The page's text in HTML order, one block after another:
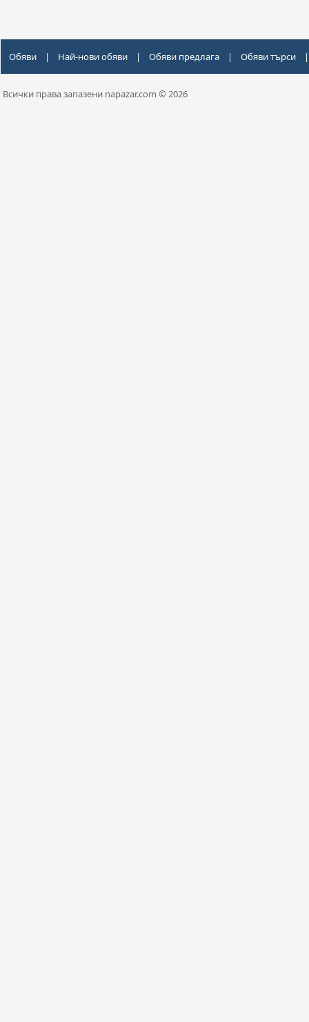
Обяви | Най-нови обяви | Обяви предлага | Обяви търси |
Всички права запазени napazar.com © 2026